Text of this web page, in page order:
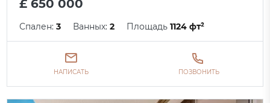
£ 650 000
Спален:3 Ванных:2 Площадь1124 фт²
НАПИСАТЬ ПОЗВОНИТЬ